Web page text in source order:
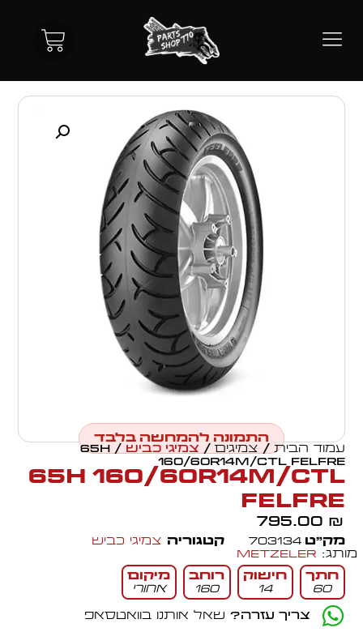
התמונה להמחשה בלבד
עמוד הבית/ צמיגים / צמיגי כביש
/ 65H
160/60R14M/CTL FELFRE
65H 160/60R14M/CTL
FELFRE
795.00 ₪
מק״ט703134 קטגוריה צמיגי כביש
מותג:Metzeler
חתך
60
חישוק
14
רוחב
160
מיקום
אחורי
צריך עזרה? שאל אותנו בוואטסאפ